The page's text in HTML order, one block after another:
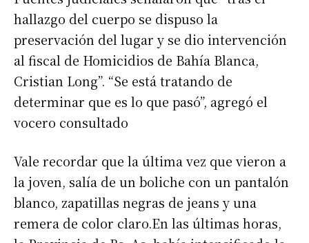
hallazgo del cuerpo se dispuso la
preservación del lugar y se dio intervención
al fiscal de Homicidios de Bahía Blanca,
Cristian Long”. “Se está tratando de
determinar que es lo que pasó”, agregó el
vocero consultado
Vale recordar que la última vez que vieron a
la joven, salía de un boliche con un pantalón
blanco, zapatillas negras de jeans y una
remera de color claro.En las últimas horas,